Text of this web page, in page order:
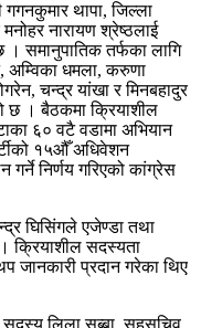
गगनकुमार थापा, जिल्ला
मनोहर नारायण श्रेष्ठलाई
समानुपातिक तर्फका लागि
अम्विका धमला, करुणा
चन्द्र यांखा र मिनबहादुर
छ । बैठकमा क्रियाशील
६० वटै वडामा अभियान
१५औँ अधिवेशन
गर्ने निर्णय गरिएको कांग्रेस
घिसिंगले एजेण्डा तथा
। क्रियाशील सदस्यता
जानकारी प्रदान गरेका थिए